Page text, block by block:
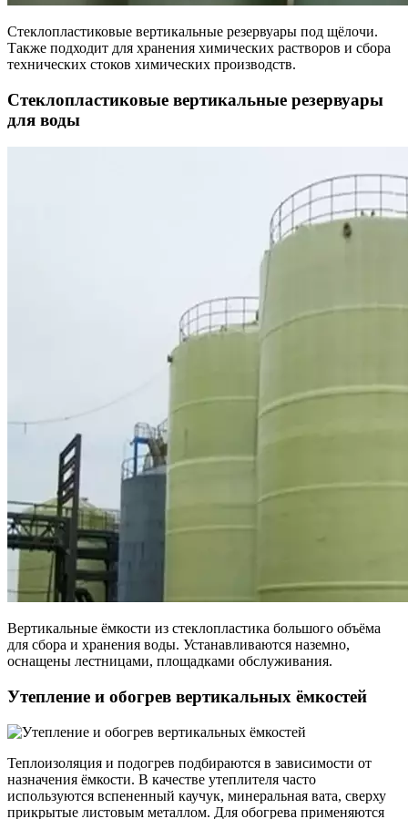
Стеклопластиковые вертикальные резервуары под щёлочи.
Также подходит для хранения химических растворов и сбора
технических стоков химических производств.
Стеклопластиковые вертикальные резервуары
для воды
Вертикальные ёмкости из стеклопластика большого объёма
для сбора и хранения воды. Устанавливаются наземно,
оснащены лестницами, площадками обслуживания.
Утепление и обогрев вертикальных ёмкостей
Теплоизоляция и подогрев подбираются в зависимости от
назначения ёмкости. В качестве утеплителя часто
используются вспененный каучук, минеральная вата, сверху
прикрытые листовым металлом. Для обогрева применяются